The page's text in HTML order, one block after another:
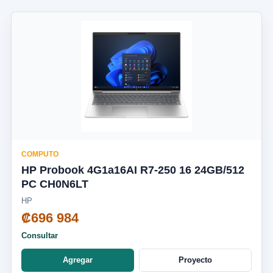
COMPUTO
HP Probook 4G1a16AI R7-250 16 24GB/512
PC CH0N6LT
HP
₡696 984
Consultar
Agregar Proyecto